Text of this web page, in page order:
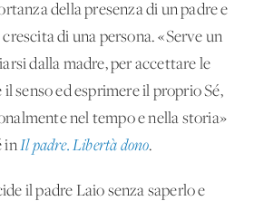
della presenza di un padre e
di una persona. «Serve un
dalla madre, per accettare le
senso ed esprimere il proprio Sé,
nel tempo e nella storia»
inIl padre. Libertà dono.
il padre Laio senza saperlo e